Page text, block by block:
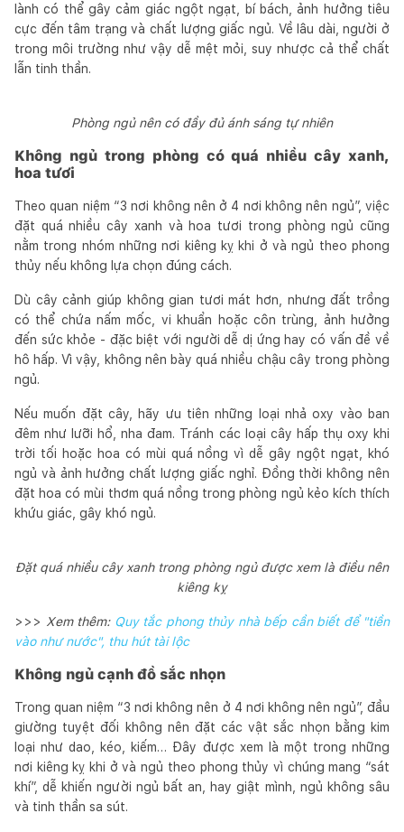
lành có thể gây cảm giác ngột ngạt, bí bách, ảnh hưởng tiêu
cực đến tâm trạng và chất lượng giấc ngủ. Về lâu dài, người ở
trong môi trường như vậy dễ mệt mỏi, suy nhược cả thể chất
lẫn tinh thần.
Phòng ngủ nên có đầy đủ ánh sáng tự nhiên
Không ngủ trong phòng có quá nhiều cây xanh,
hoa tươi
Theo quan niệm “3 nơi không nên ở 4 nơi không nên ngủ”, việc
đặt quá nhiều cây xanh và hoa tươi trong phòng ngủ cũng
nằm trong nhóm những nơi kiêng kỵ khi ở và ngủ theo phong
thủy nếu không lựa chọn đúng cách.
Dù cây cảnh giúp không gian tươi mát hơn, nhưng đất trồng
có thể chứa nấm mốc, vi khuẩn hoặc côn trùng, ảnh hưởng
đến sức khỏe - đặc biệt với người dễ dị ứng hay có vấn đề về
hô hấp. Vì vậy, không nên bày quá nhiều chậu cây trong phòng
ngủ.
Nếu muốn đặt cây, hãy ưu tiên những loại nhả oxy vào ban
đêm như lưỡi hổ, nha đam. Tránh các loại cây hấp thụ oxy khi
trời tối hoặc hoa có mùi quá nồng vì dễ gây ngột ngạt, khó
ngủ và ảnh hưởng chất lượng giấc nghỉ. Đồng thời không nên
đặt hoa có mùi thơm quá nồng trong phòng ngủ kẻo kích thích
khứu giác, gây khó ngủ.
Đặt quá nhiều cây xanh trong phòng ngủ được xem là điều nên
kiêng kỵ
>>> Xem thêm: Quy tắc phong thủy nhà bếp cần biết để "tiền
vào như nước", thu hút tài lộc
Không ngủ cạnh đồ sắc nhọn
Trong quan niệm “3 nơi không nên ở 4 nơi không nên ngủ”, đầu
giường tuyệt đối không nên đặt các vật sắc nhọn bằng kim
loại như dao, kéo, kiếm… Đây được xem là một trong những
nơi kiêng kỵ khi ở và ngủ theo phong thủy vì chúng mang “sát
khí”, dễ khiến người ngủ bất an, hay giật mình, ngủ không sâu
và tinh thần sa sút.